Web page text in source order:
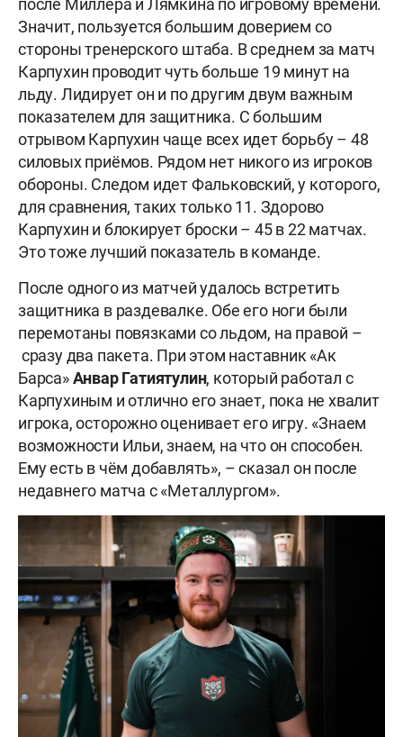
после Миллера и Лямкина по игровому времени.
Значит, пользуется большим доверием со
стороны тренерского штаба. В среднем за матч
Карпухин проводит чуть больше 19 минут на
льду. Лидирует он и по другим двум важным
показателем для защитника. С большим
отрывом Карпухин чаще всех идет борьбу – 48
силовых приёмов. Рядом нет никого из игроков
обороны. Следом идет Фальковский, у которого,
для сравнения, таких только 11. Здорово
Карпухин и блокирует броски – 45 в 22 матчах.
Это тоже лучший показатель в команде.
После одного из матчей удалось встретить
защитника в раздевалке. Обе его ноги были
перемотаны повязками со льдом, на правой –
сразу два пакета. При этом наставник «Ак
Барса»Анвар Гатиятулин, который работал с
Карпухиным и отлично его знает, пока не хвалит
игрока, осторожно оценивает его игру. «Знаем
возможности Ильи, знаем, на что он способен.
Ему есть в чём добавлять», – сказал он после
недавнего матча с «Металлургом».